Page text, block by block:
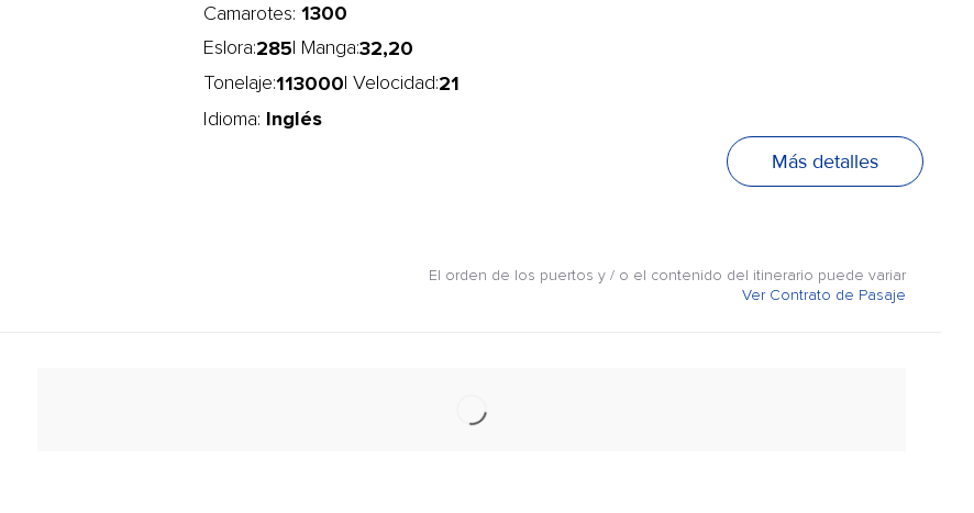
Camarotes: 1300
Eslora:285 | Manga:32,20
Tonelaje:113000 | Velocidad:21
Idioma: Inglés
Más detalles
El orden de los puertos y / o el contenido del itinerario puede variar
Ver Contrato de Pasaje